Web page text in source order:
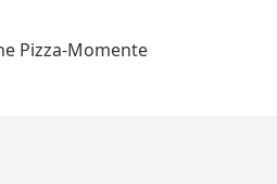
Pizza-Momente